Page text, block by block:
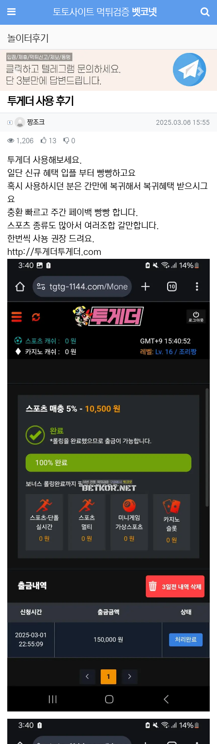
메뉴 토토사이트 먹튀검증 벳코넷
놀이터후기
Previous Next
투게더 사용 후기
작성자 정보
짱조크 작성일
2025.03.06 15:55
컨텐츠 정보
1,206조회 13추천 0비추천
본문
투게더 사용해보세요.
일단 신규 혜택 입플 부터 빵빵하고요
혹시 사용하시던 분은 간만에 복귀해서 복귀혜택 받으시그
요
충환 빠르고 주간 페이백 빵빵 합니다.
스포츠 종류도 많아서 여러조합 갈만합니다.
한번씩 사뇽 권장 드려요.
http://투게더투게더.com